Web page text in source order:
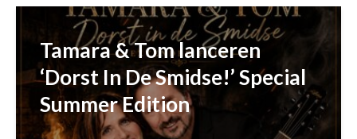
Tamara & Tom lanceren
‘Dorst In De Smidse!’ Special
Summer Edition